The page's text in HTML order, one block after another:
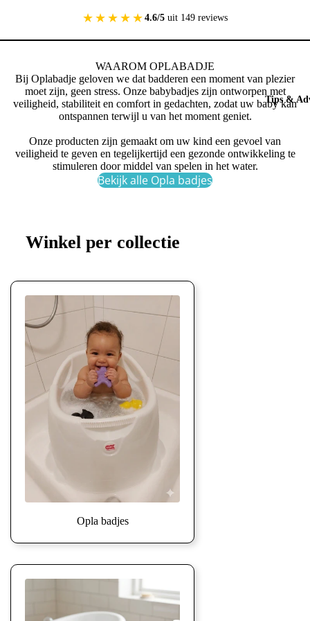
Tips &
★★★★★ 4.6/5 uit 149 reviews
WAAROM OPLABADJE
Bij Oplabadje geloven we dat badderen een moment van plezier
moet zijn, geen stress. Onze babybadjes zijn ontworpen met
veiligheid, stabiliteit en comfort in gedachten, zodat uw baby kan
ontspannen terwijl u van het moment geniet.
Onze producten zijn gemaakt om uw kind een gevoel van
veiligheid te geven en tegelijkertijd een gezonde ontwikkeling te
stimuleren door middel van spelen in het water.
Bekijk alle Opla badjes
Winkel per collectie
Opla badjes